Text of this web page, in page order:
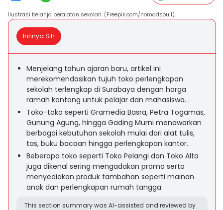
Ilustrasi belanja peralatan sekolah. (Freepik.com/nomadsoul1)
Intinya Sih
Menjelang tahun ajaran baru, artikel ini
merekomendasikan tujuh toko perlengkapan
sekolah terlengkap di Surabaya dengan harga
ramah kantong untuk pelajar dan mahasiswa.
Toko-toko seperti Gramedia Basra, Petra Togamas,
Gunung Agung, hingga Gading Murni menawarkan
berbagai kebutuhan sekolah mulai dari alat tulis,
tas, buku bacaan hingga perlengkapan kantor.
Beberapa toko seperti Toko Pelangi dan Toko Alta
juga dikenal sering mengadakan promo serta
menyediakan produk tambahan seperti mainan
anak dan perlengkapan rumah tangga.
This section summary was AI-assisted and reviewed by